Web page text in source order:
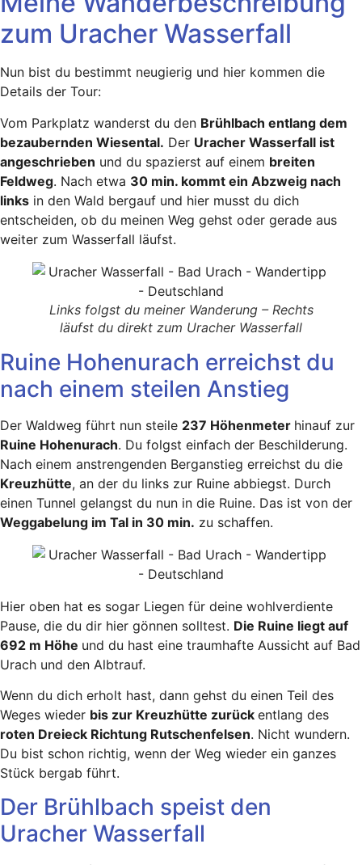
zum Uracher Wasserfall
Nun bist du bestimmt neugierig und hier kommen die
Details der Tour:
Vom Parkplatz wanderst du den Brühlbach entlang dem
bezaubernden Wiesental. Der Uracher Wasserfall ist
angeschrieben und du spazierst auf einem breiten
Feldweg. Nach etwa 30 min. kommt ein Abzweig nach
links in den Wald bergauf und hier musst du dich
entscheiden, ob du meinen Weg gehst oder gerade aus
weiter zum Wasserfall läufst.
Links folgst du meiner Wanderung – Rechts
läufst du direkt zum Uracher Wasserfall
Ruine Hohenurach erreichst du
nach einem steilen Anstieg
Der Waldweg führt nun steile 237 Höhenmeter hinauf zur
Ruine Hohenurach. Du folgst einfach der Beschilderung.
Nach einem anstrengenden Berganstieg erreichst du die
Kreuzhütte, an der du links zur Ruine abbiegst. Durch
einen Tunnel gelangst du nun in die Ruine. Das ist von der
Weggabelung im Tal in 30 min. zu schaffen.
Hier oben hat es sogar Liegen für deine wohlverdiente
Pause, die du dir hier gönnen solltest. Die Ruine liegt auf
692 m Höhe und du hast eine traumhafte Aussicht auf Bad
Urach und den Albtrauf.
Wenn du dich erholt hast, dann gehst du einen Teil des
Weges wieder bis zur Kreuzhütte zurück entlang des
roten Dreieck Richtung Rutschenfelsen. Nicht wundern.
Du bist schon richtig, wenn der Weg wieder ein ganzes
Stück bergab führt.
Der Brühlbach speist den
Uracher Wasserfall